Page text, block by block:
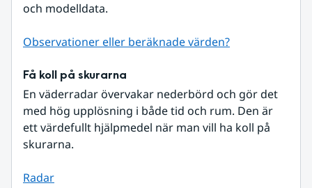
och modelldata.
Observationer eller beräknade värden?
Få koll på skurarna
En väderradar övervakar nederbörd och gör det
med hög upplösning i både tid och rum. Den är
ett värdefullt hjälpmedel när man vill ha koll på
skurarna.
Radar